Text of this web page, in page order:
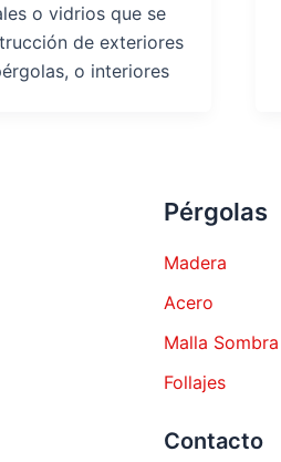
o vidrios que se
de exteriores
o interiores
Pérgolas
Madera
Acero
Malla Sombra
Follajes
Contacto